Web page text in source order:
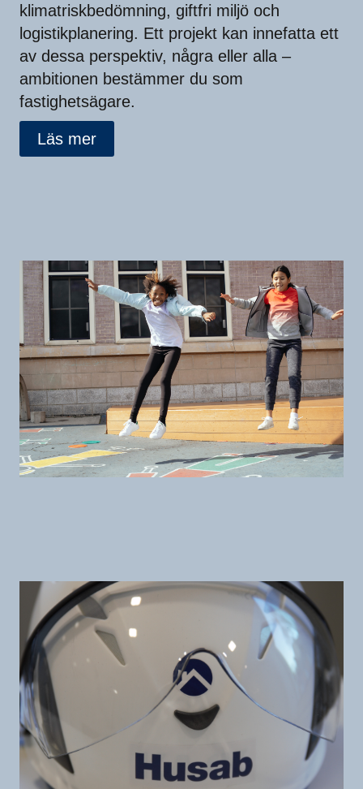
klimatriskbedömning, giftfri miljö och
logistikplanering. Ett projekt kan innefatta ett
av dessa perspektiv, några eller alla –
ambitionen bestämmer du som
fastighetsägare.
Läs mer